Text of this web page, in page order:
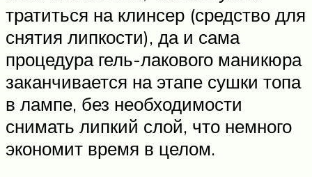
тратиться на клинсер (средство для
снятия липкости), да и сама
процедура гель-лакового маникюра
заканчивается на этапе сушки топа
в лампе, без необходимости
снимать липкий слой, что немного
экономит время в целом.